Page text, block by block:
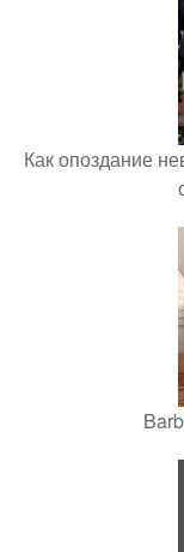
Как опоздание